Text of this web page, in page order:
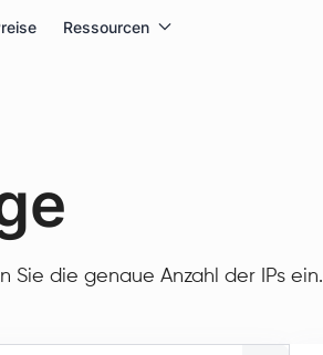
Ressourcen
Sie die genaue Anzahl der IPs ein.